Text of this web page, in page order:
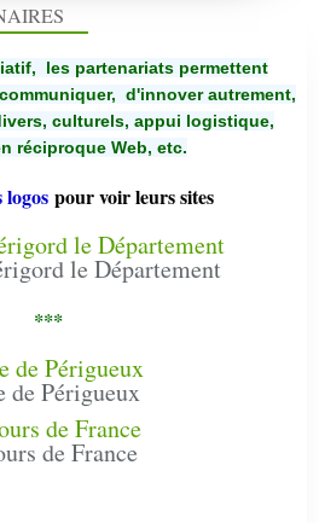
les partenariats permettent
d'innover autrement,
culturels, appui logistique,
réciproque Web, etc.
logos pour voir leurs sites
le Département
***
Périgueux
de France